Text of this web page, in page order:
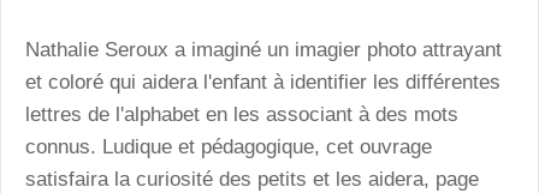
Nathalie Seroux a imaginé un imagier photo attrayant
et coloré qui aidera l'enfant à identifier les différentes
lettres de l'alphabet en les associant à des mots
connus. Ludique et pédagogique, cet ouvrage
satisfaira la curiosité des petits et les aidera, page